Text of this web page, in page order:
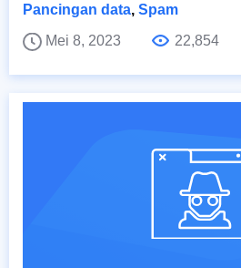
Pancingan data, Spam
Mei 8, 2023
22,854